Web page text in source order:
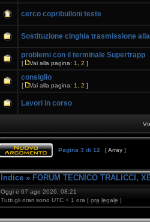
cerco copribulloni teste
Sostituzione cinghia trasmissione
problemi con il terminale Supertrapp
[ Vai alla pagina: 1 2 ]
consiglio
[ Vai alla pagina: 1 2 ]
Lavori in corso
Pagina 3 di 12 [ Array ]
Indice » FORUM TECNICO TRALICCI,
Oggi è 07 ago 2026, 08:21
Tutti gli orari sono UTC + 1 ora [ ora legale ]